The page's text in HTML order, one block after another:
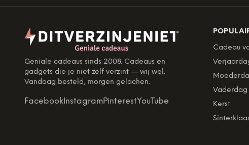
Geniale cadeaus sinds 2008. Cadeaus en
gadgets die je niet zelf verzint — wij wel.
Vandaag besteld, morgen gelachen.
Facebook InstagramPinterestYouTube
Cadeau
Vaderdag
Kerst